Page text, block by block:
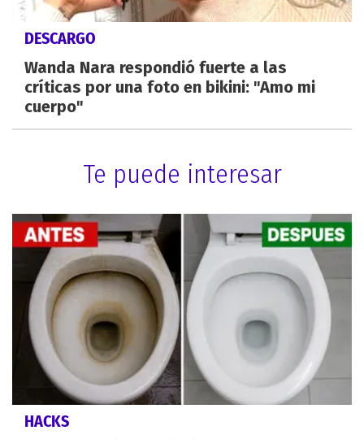
DESCARGO
Wanda Nara respondió fuerte a las
críticas por una foto en bikini: "Amo mi
cuerpo"
Te puede interesar
HACKS